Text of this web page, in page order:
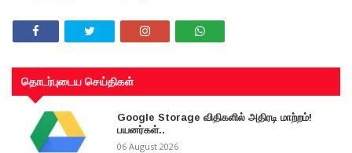
தொடர்புடைய செய்திகள்
Google Storage விதிகளில் அதிரடி மாற்றம்!
பயனர்கள்..
06 August 2026